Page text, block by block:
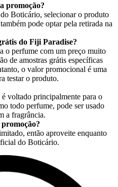
promoção?
Boticário, selecionar o produto
pode optar pela retirada na
do Fiji Paradise?
o perfume com um preço muito
de amostras grátis específicas
o valor promocional é uma
testar o produto.
voltado principalmente para o
todo perfume, pode ser usado
a fragrância.
então aproveite enquanto
do Boticário.